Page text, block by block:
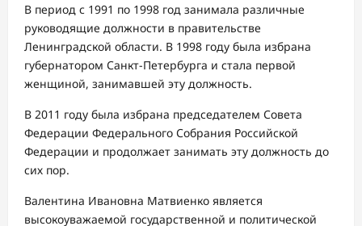
В период с 1991 по 1998 год занимала различные
руководящие должности в правительстве
Ленинградской области. В 1998 году была избрана
губернатором Санкт-Петербурга и стала первой
женщиной, занимавшей эту должность.
В 2011 году была избрана председателем Совета
Федерации Федерального Собрания Российской
Федерации и продолжает занимать эту должность до
сих пор.
Валентина Ивановна Матвиенко является
высокоуважаемой государственной и политической